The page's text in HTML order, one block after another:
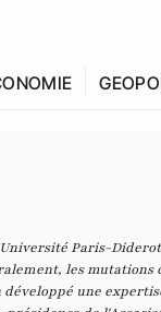
Paris-
les mutations
développé une